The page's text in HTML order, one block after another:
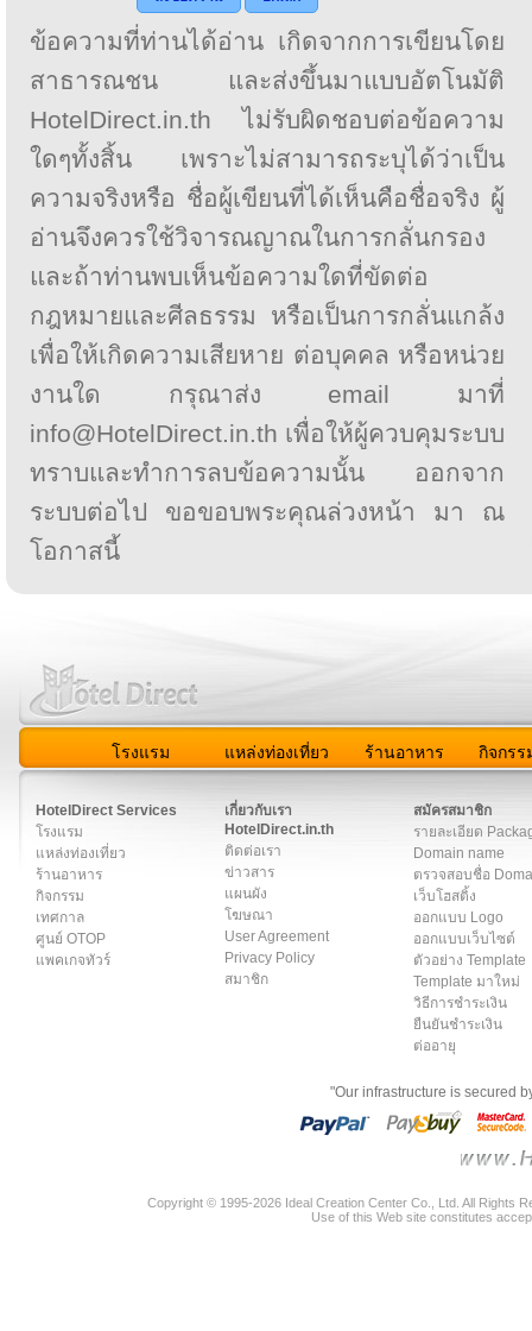
ข้อความที่ท่านได้อ่าน เกิดจากการเขียนโดย
สาธารณชน และส่งขึ้นมาแบบอัตโนมัติ
HotelDirect.in.th ไม่รับผิดชอบต่อข้อความ
ใดๆทั้งสิ้น เพราะไม่สามารถระบุได้ว่าเป็น
ความจริงหรือ ชื่อผู้เขียนที่ได้เห็นคือชื่อจริง ผู้
อ่านจึงควรใช้วิจารณญาณในการกลั่นกรอง
และถ้าท่านพบเห็นข้อความใดที่ขัดต่อ
กฎหมายและศีลธรรม หรือเป็นการกลั่นแกล้ง
เพื่อให้เกิดความเสียหาย ต่อบุคคล หรือหน่วย
งานใด กรุณาส่ง email มาที่
info@HotelDirect.in.th เพื่อให้ผู้ควบคุมระบบ
ทราบและทำการลบข้อความนั้น ออกจาก
ระบบต่อไป ขอขอบพระคุณล่วงหน้า มา ณ
โอกาสนี้
โรงแรม แหล่งท่องเที่ยว ร้านอาหาร กิจกรร
HotelDirect Services
โรงแรม
แหล่งท่องเที่ยว
ร้านอาหาร
กิจกรรม
เทศกาล
ศูนย์ OTOP
แพคเกจทัวร์
เกี่ยวกับเรา
HotelDirect.in.th
ติดต่อเรา
ข่าวสาร
แผนผัง
โฆษณา
User Agreement
Privacy Policy
สมาชิก
สมัครสมาชิก
รายละเอียด
Domain name
ตรวจสอบชื่อ
เว็บโฮสติ้ง
ออกแบบ Logo
ออกแบบเว็บไซต์
ตัวอย่าง Template
Template มาใหม่
วิธีการชำระเงิน
ยืนยันชำระเงิน
ต่ออายุ
"Our infrastructure is secured
Copyright © 1995-2026 Ideal Creation Center Co., Ltd. All Rights
Use of this Web site constitutes